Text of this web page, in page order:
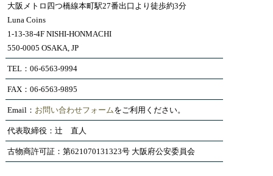
大阪メトロ四つ橋線本町駅27番出口より徒歩約3分
Luna Coins
1-13-38-4F NISHI-HONMACHI
550-0005 OSAKA, JP
TEL：06-6563-9994
FAX：06-6563-9895
Email： お問い合わせフォームをご利用ください。
代表取締役：辻 直人
古物商許可証：第621070131323号 大阪府公安委員会